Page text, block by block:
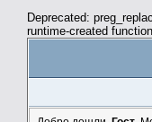
Deprecated:
runtime-created